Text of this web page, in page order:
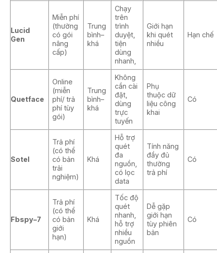
Lucid
Gen
Miễn phí
(thường
có gói
nâng
cấp)
Trung
bình–
khá
Chạy
trên
trình
duyệt,
tiện
dùng
nhanh,
Giới hạn
khi quét
nhiều
Hạn chế
Quetface
Online
(miễn
phí/ trả
phí tùy
gói)
Trung
bình–
khá
Không
cần cài
đặt,
dùng
trực
tuyến
Phụ
thuộc dữ
liệu công
khai
Có
Sotel
Trả phí
(có thể
có bản
trải
nghiệm)
Khá
Hỗ trợ
quét
đa
nguồn,
có lọc
data
Tính năng
đầy đủ
thường
trả phí
Có
Fbspy–7
Trả phí
(có thể
có bản
giới
hạn)
Khá
Tốc độ
quét
nhanh,
hỗ trợ
nhiều
nguồn
Dễ gặp
giới hạn
tùy phiên
bản
Có